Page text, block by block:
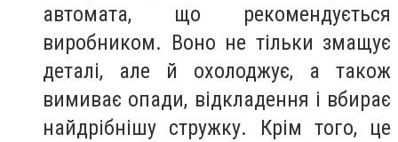
автомата, що рекомендується
виробником. Воно не тільки змащує
деталі, але й охолоджує, а також
вимиває опади, відкладення і вбирає
найдрібнішу стружку. Крім того, це